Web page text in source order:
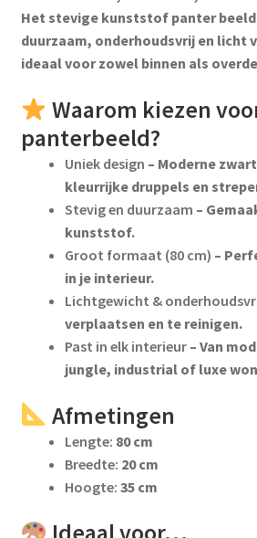
Het stevige kunststof panter
duurzaam, onderhoudsvrij en licht
ideaal voor zowel binnen als
Waarom kiezen
panterbeeld?
Uniek design – Moderne
kleurrijke druppels en
Stevig en duurzaam –
kunststof.
Groot formaat (80 cm) –
in je interieur.
Lichtgewicht &
verplaatsen en te reinigen.
Past in elk interieur– Van
jungle, industrial of luxe
Afmetingen
Lengte: 80 cm
Breedte: 20 cm
Hoogte: 35 cm